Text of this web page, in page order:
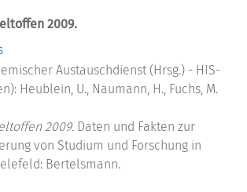
2009.
Austauschdienst (Hrsg.) - HIS-
Heublein, U., Naumann, H., Fuchs, M.
2009. Daten und Fakten zur
von Studium und Forschung in
Bertelsmann.